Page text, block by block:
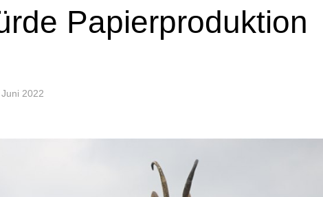
Papier­pro­duk­ti­on
2022